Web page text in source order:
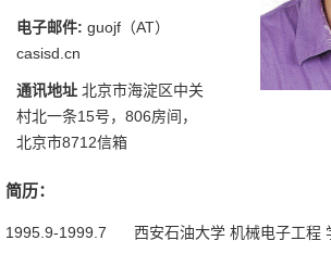
电子邮件: guojf（AT）
casisd.cn
通讯地址 北京市海淀区中关
村北一条15号，806房间，
北京市8712信箱
简历：
1995.9-1999.7 西安石油大学 机械电子工程